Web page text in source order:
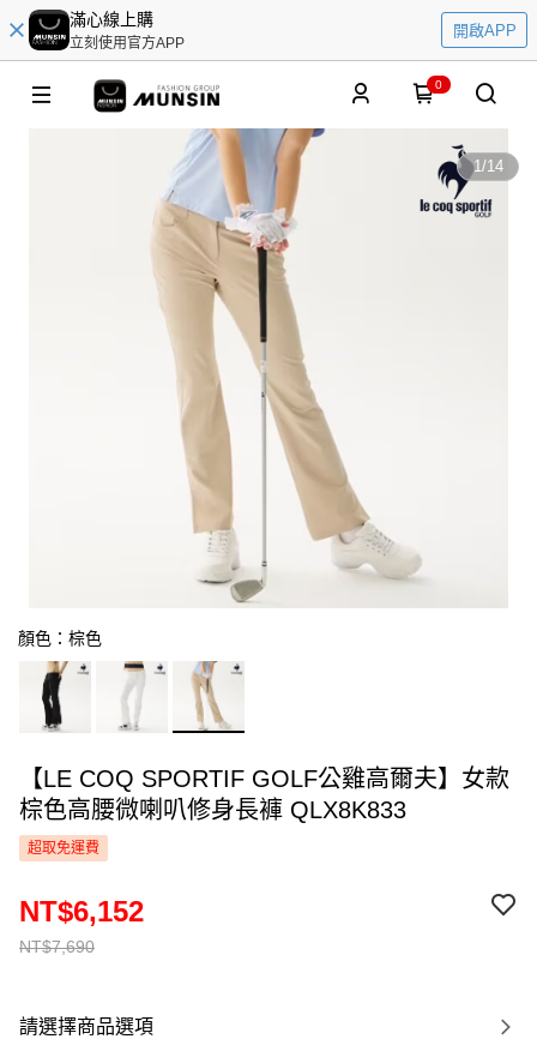
滿心線上購
立刻使用官方APP
開啟APP
0
1/14
顏色：棕色
【LE COQ SPORTIF GOLF公雞高爾夫】女款
棕色高腰微喇叭修身長褲 QLX8K833
超取免運費
NT$7,690
NT$6,152
請選擇商品選項